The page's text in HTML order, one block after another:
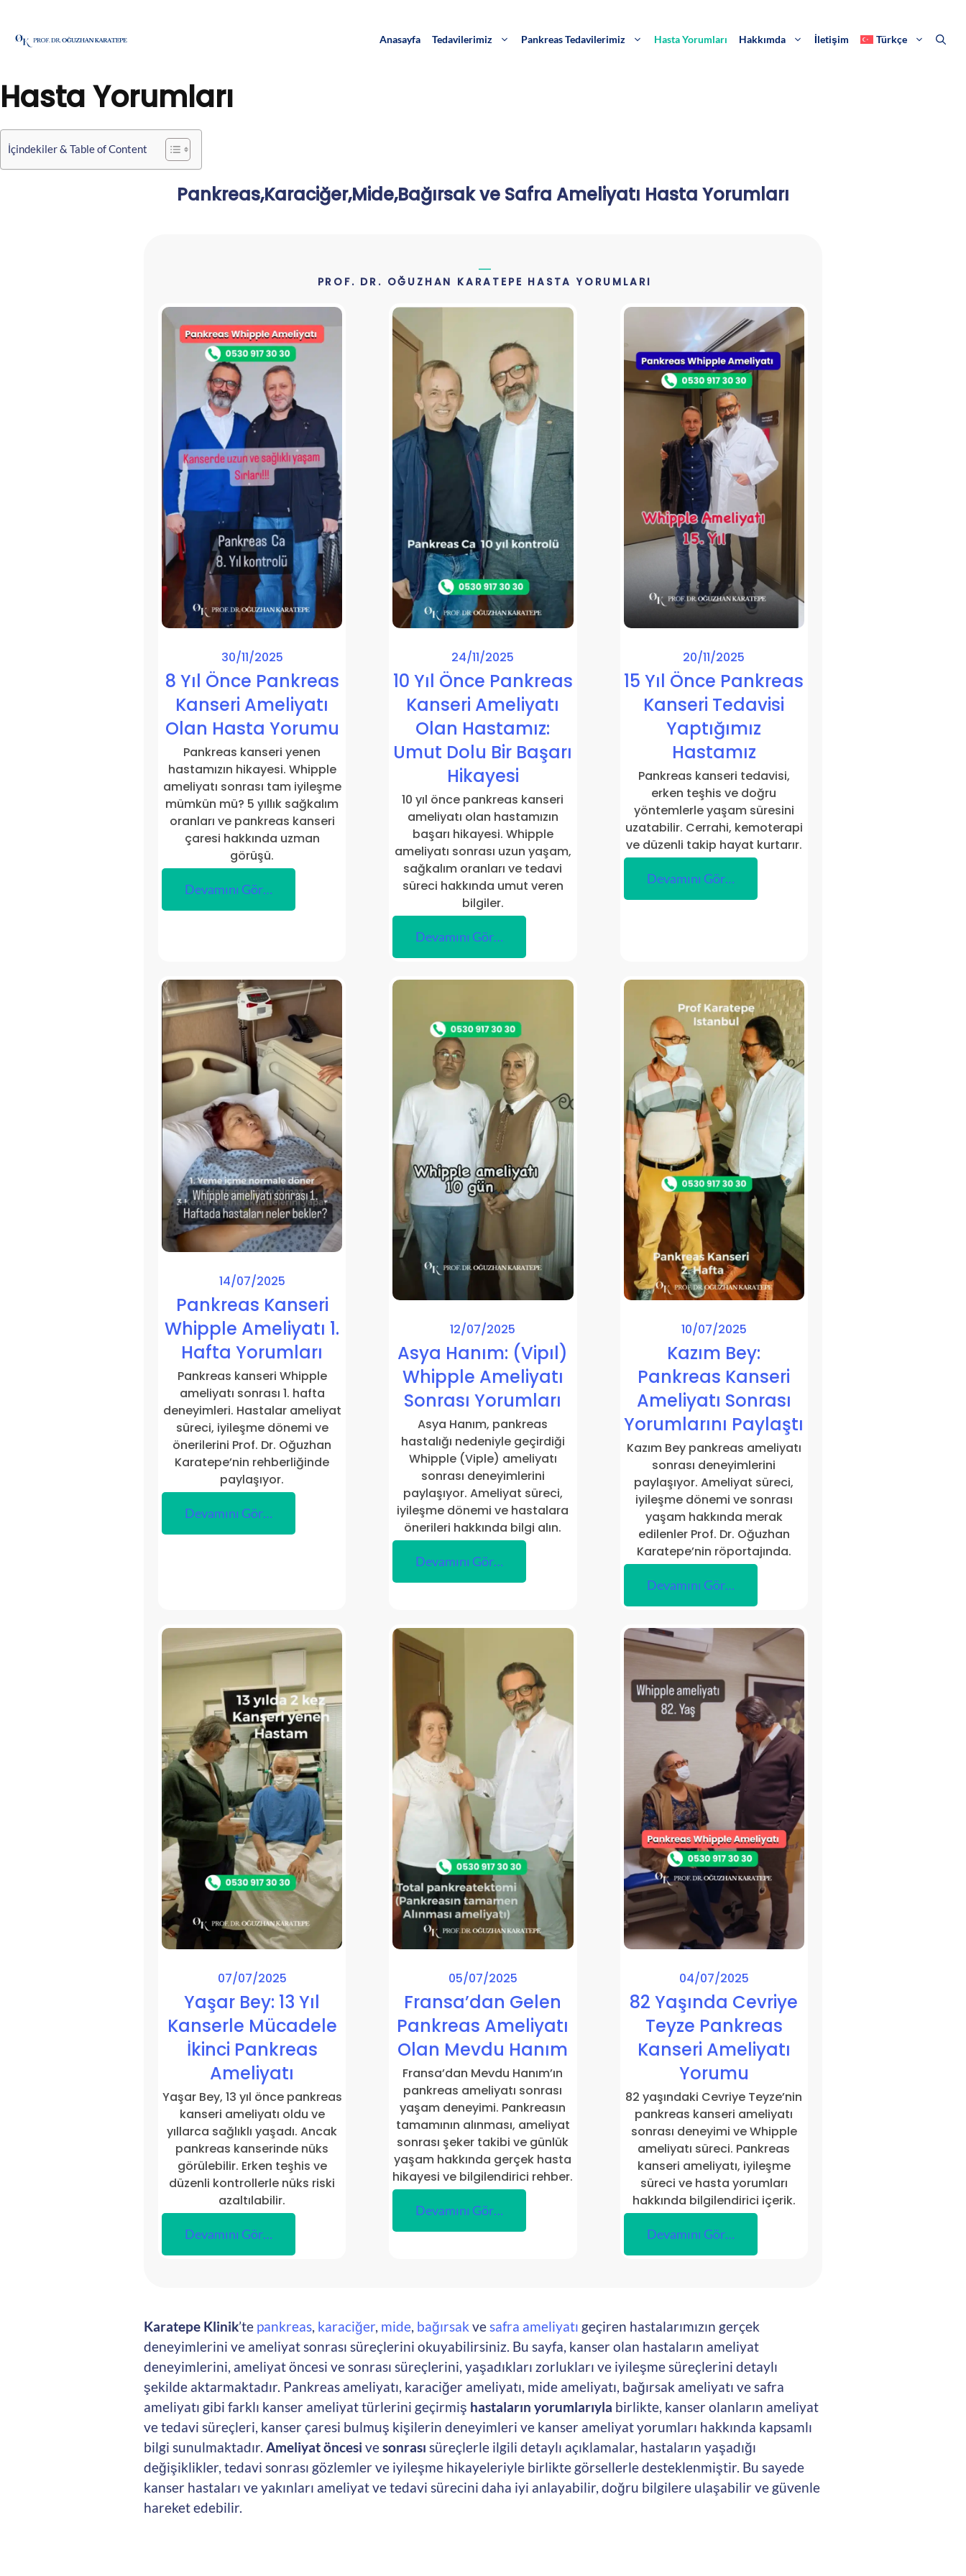
Anasayfa Tedavilerimiz Pankreas Tedavilerimiz Hasta Yorumları Hakkımda İletişim Türkçe
Hasta Yorumları
İçindekiler & Table of Content
Pankreas,Karaciğer,Mide,Bağırsak ve Safra Ameliyatı Hasta Yorumları
PROF. DR. OĞUZHAN KARATEPE HASTA YORUMLARI
30/11/2025
8 Yıl Önce Pankreas
Kanseri Ameliyatı
Olan Hasta Yorumu
Pankreas kanseri yenen
hastamızın hikayesi. Whipple
ameliyatı sonrası tam iyileşme
mümkün mü? 5 yıllık sağkalım
oranları ve pankreas kanseri
çaresi hakkında uzman
görüşü.
Devamını Gör…
24/11/2025
10 Yıl Önce Pankreas
Kanseri Ameliyatı
Olan Hastamız:
Umut Dolu Bir Başarı
Hikayesi
10 yıl önce pankreas kanseri
ameliyatı olan hastamızın
başarı hikayesi. Whipple
ameliyatı sonrası uzun yaşam,
sağkalım oranları ve tedavi
süreci hakkında umut veren
bilgiler.
Devamını Gör…
20/11/2025
15 Yıl Önce Pankreas
Kanseri Tedavisi
Yaptığımız
Hastamız
Pankreas kanseri tedavisi,
erken teşhis ve doğru
yöntemlerle yaşam süresini
uzatabilir. Cerrahi, kemoterapi
ve düzenli takip hayat kurtarır.
Devamını Gör…
14/07/2025
Pankreas Kanseri
Whipple Ameliyatı 1.
Hafta Yorumları
Pankreas kanseri Whipple
ameliyatı sonrası 1. hafta
deneyimleri. Hastalar ameliyat
süreci, iyileşme dönemi ve
önerilerini Prof. Dr. Oğuzhan
Karatepe’nin rehberliğinde
paylaşıyor.
Devamını Gör…
12/07/2025
Asya Hanım: (Vipıl)
Whipple Ameliyatı
Sonrası Yorumları
Asya Hanım, pankreas
hastalığı nedeniyle geçirdiği
Whipple (Viple) ameliyatı
sonrası deneyimlerini
paylaşıyor. Ameliyat süreci,
iyileşme dönemi ve hastalara
önerileri hakkında bilgi alın.
Devamını Gör…
10/07/2025
Kazım Bey:
Pankreas Kanseri
Ameliyatı Sonrası
Yorumlarını Paylaştı
Kazım Bey pankreas ameliyatı
sonrası deneyimlerini
paylaşıyor. Ameliyat süreci,
iyileşme dönemi ve sonrası
yaşam hakkında merak
edilenler Prof. Dr. Oğuzhan
Karatepe’nin röportajında.
Devamını Gör…
07/07/2025
Yaşar Bey: 13 Yıl
Kanserle Mücadele
İkinci Pankreas
Ameliyatı
Yaşar Bey, 13 yıl önce pankreas
kanseri ameliyatı oldu ve
yıllarca sağlıklı yaşadı. Ancak
pankreas kanserinde nüks
görülebilir. Erken teşhis ve
düzenli kontrollerle nüks riski
azaltılabilir.
Devamını Gör…
05/07/2025
Fransa’dan Gelen
Pankreas Ameliyatı
Olan Mevdu Hanım
Fransa’dan Mevdu Hanım’ın
pankreas ameliyatı sonrası
yaşam deneyimi. Pankreasın
tamamının alınması, ameliyat
sonrası şeker takibi ve günlük
yaşam hakkında gerçek hasta
hikayesi ve bilgilendirici rehber.
Devamını Gör…
04/07/2025
82 Yaşında Cevriye
Teyze Pankreas
Kanseri Ameliyatı
Yorumu
82 yaşındaki Cevriye Teyze’nin
pankreas kanseri ameliyatı
sonrası deneyimi ve Whipple
ameliyatı süreci. Pankreas
kanseri ameliyatı, iyileşme
süreci ve hasta yorumları
hakkında bilgilendirici içerik.
Devamını Gör…
Karatepe Klinik’te pankreas, karaciğer, mide, bağırsak vesafra ameliyatı geçiren hastalarımızın gerçek
deneyimlerini ve ameliyat sonrası süreçlerini okuyabilirsiniz. Bu sayfa, kanser olan hastaların ameliyat
deneyimlerini, ameliyat öncesi ve sonrası süreçlerini, yaşadıkları zorlukları ve iyileşme süreçlerini detaylı
şekilde aktarmaktadır. Pankreas ameliyatı, karaciğer ameliyatı, mide ameliyatı, bağırsak ameliyatı ve safra
ameliyatı gibi farklı kanser ameliyat türlerini geçirmiş hastaların yorumlarıyla birlikte, kanser olanların ameliyat
ve tedavi süreçleri, kanser çaresi bulmuş kişilerin deneyimleri ve kanser ameliyat yorumları hakkında kapsamlı
bilgi sunulmaktadır. Ameliyat öncesi vesonrası süreçlerle ilgili detaylı açıklamalar, hastaların yaşadığı
değişiklikler, tedavi sonrası gözlemler ve iyileşme hikayeleriyle birlikte görsellerle desteklenmiştir. Bu sayede
kanser hastaları ve yakınları ameliyat ve tedavi sürecini daha iyi anlayabilir, doğru bilgilere ulaşabilir ve güvenle
hareket edebilir.